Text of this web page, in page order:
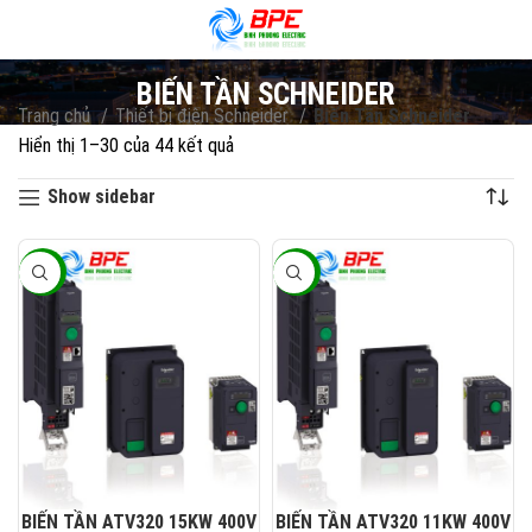
BIẾN TẦN SCHNEIDER
Trang chủ Thiết bị điện Schneider
Biến Tần Schneider
Hiển thị 1–30 của 44 kết quả
Show sidebar
-45%
BIẾN TẦN ATV320 15KW 400V
-45%
BIẾN TẦN ATV320 11KW 400V